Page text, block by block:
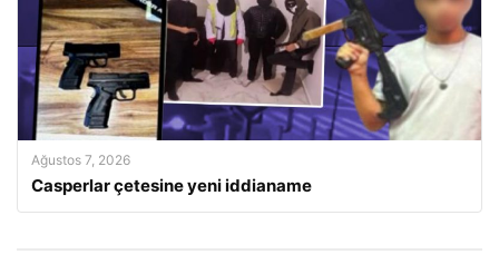
Ağustos 7, 2026
Casperlar çetesine yeni iddianame